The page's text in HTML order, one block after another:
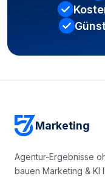
Marketing
Agentur-Ergebnisse
bauen Marketing & KI